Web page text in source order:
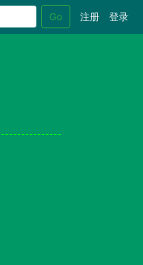
Go 注册 登录